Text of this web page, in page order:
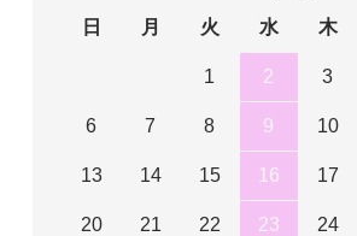
日
月 火 水 木
1 2 3
6 7 8 9 10
13 14 15 16 17
20 21 22 23 24